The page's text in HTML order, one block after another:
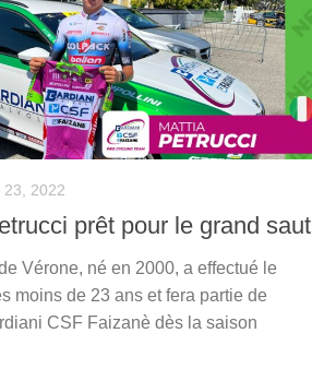
23, 2022
prêt pour le grand saut
Vérone, né en 2000, a effectué le
moins de 23 ans et fera partie de
CSF Faizanè dès la saison